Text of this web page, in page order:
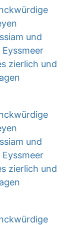
und
zierlich und
und
zierlich und